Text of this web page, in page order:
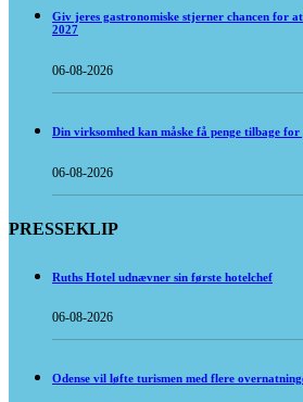
Giv jeres gastronomiske stjerner chancen for
2027
06-08-2026
Din virksomhed kan måske få penge tilbage for
06-08-2026
PRESSEKLIP
Ruths Hotel udnævner sin første hotelchef
06-08-2026
Odense vil løfte turismen med flere